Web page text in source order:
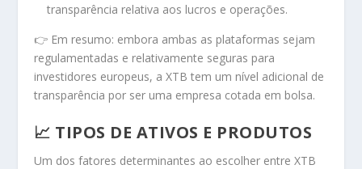
transparência relativa aos lucros e operações.
👉 Em resumo: embora ambas as plataformas sejam
regulamentadas e relativamente seguras para
investidores europeus, a XTB tem um nível adicional de
transparência por ser uma empresa cotada em bolsa.
📈 TIPOS DE ATIVOS E PRODUTOS
Um dos fatores determinantes ao escolher entre XTB